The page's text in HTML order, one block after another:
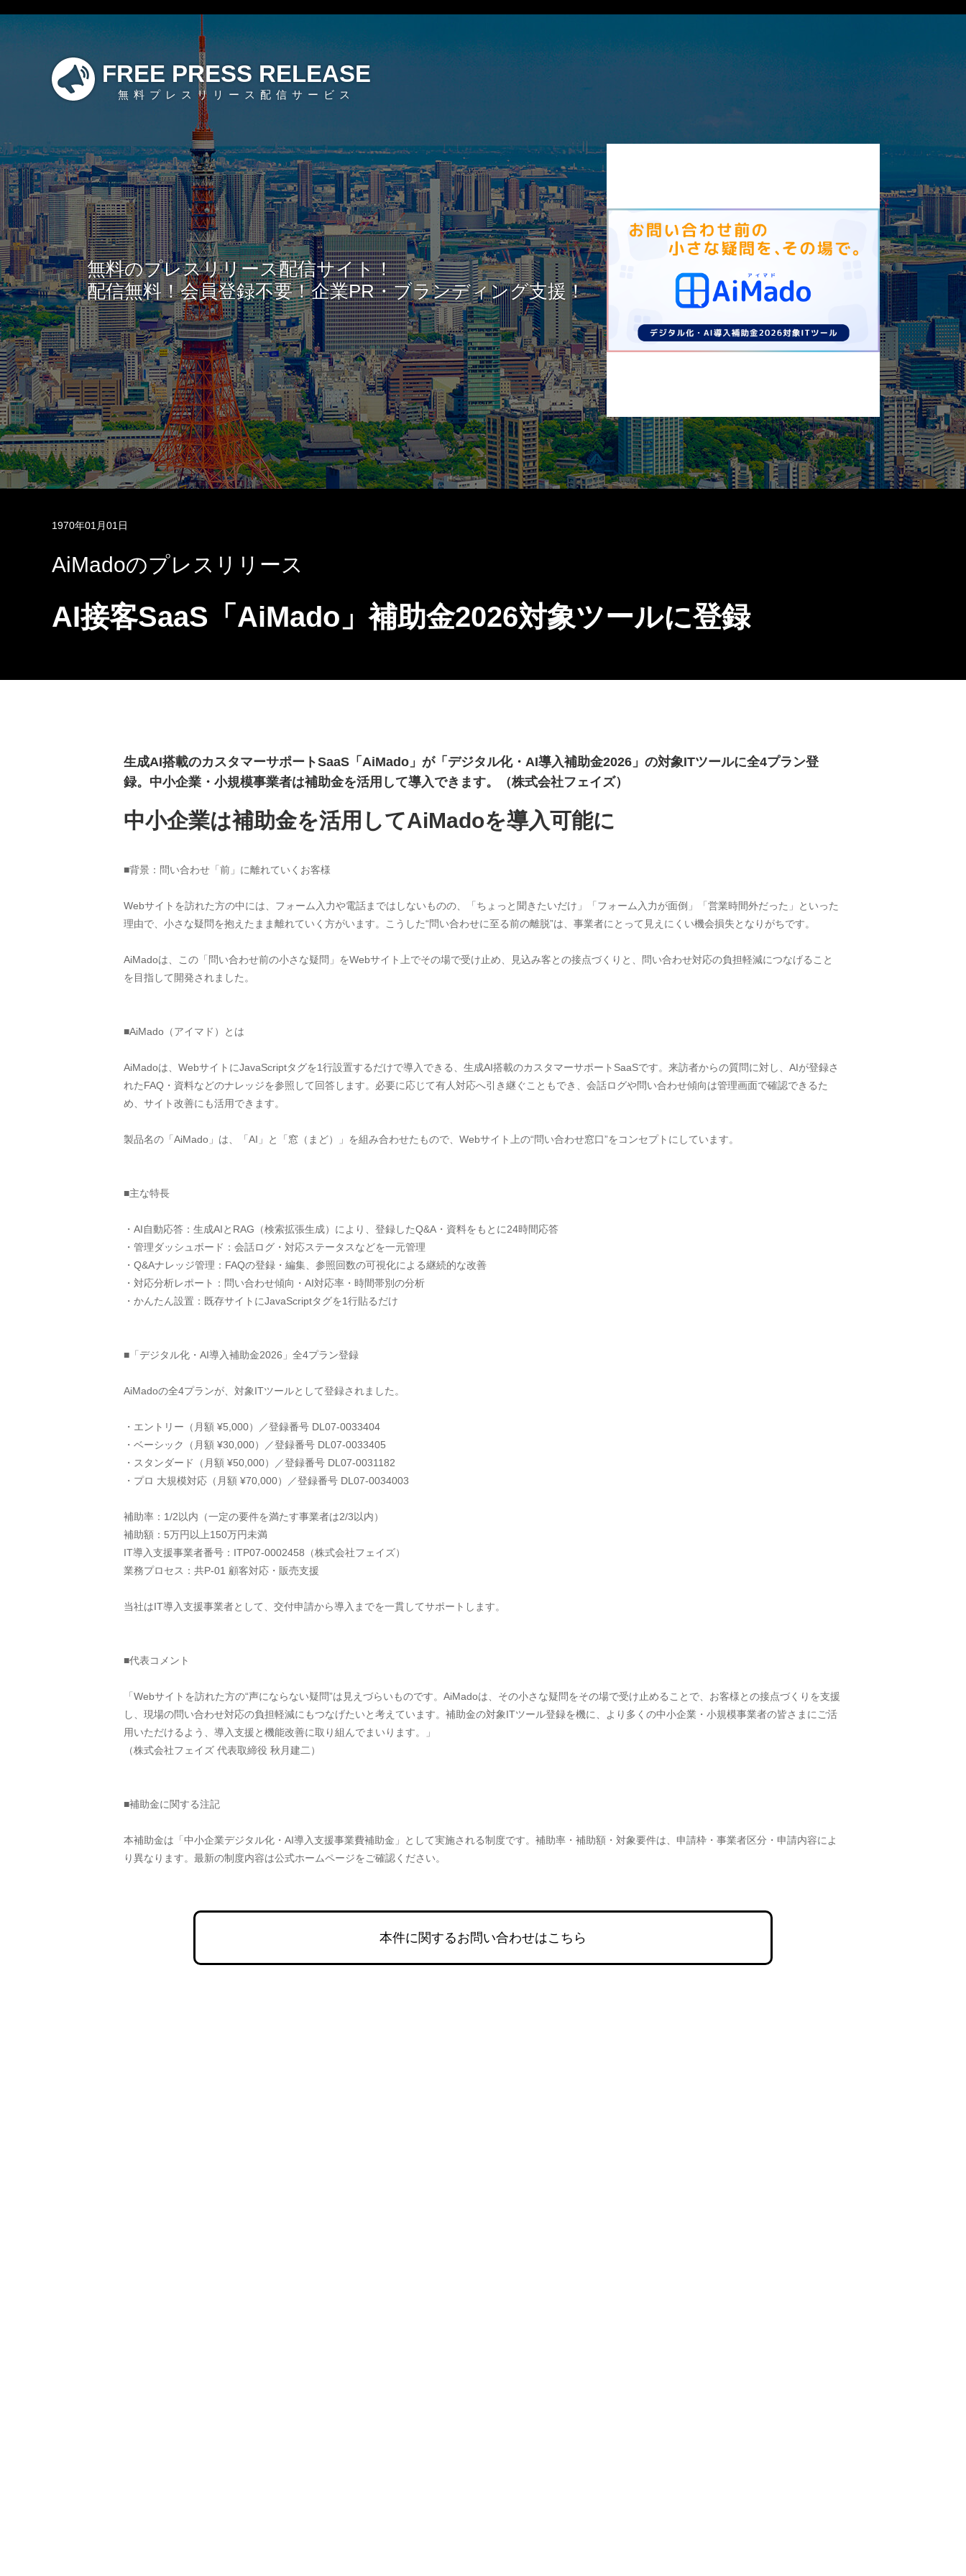
FREE PRESS RELEASE
無料プレスリリース配信サービス
無料のプレスリリース配信サイト！
配信無料！会員登録不要！企業PR・ブランディング支援！
1970年01月01日
AiMadoのプレスリリース
AI接客SaaS「AiMado」補助金2026対象ツールに登録
生成AI搭載のカスタマーサポートSaaS「AiMado」が「デジタル化・AI導入補助金2026」の対象ITツールに全4プラン登
録。中小企業・小規模事業者は補助金を活用して導入できます。（株式会社フェイズ）
中小企業は補助金を活用してAiMadoを導入可能に
■背景：問い合わせ「前」に離れていくお客様
Webサイトを訪れた方の中には、フォーム入力や電話まではしないものの、「ちょっと聞きたいだけ」「フォーム入力が面倒」「営業時間外だった」といった
理由で、小さな疑問を抱えたまま離れていく方がいます。こうした“問い合わせに至る前の離脱”は、事業者にとって見えにくい機会損失となりがちです。
AiMadoは、この「問い合わせ前の小さな疑問」をWebサイト上でその場で受け止め、見込み客との接点づくりと、問い合わせ対応の負担軽減につなげること
を目指して開発されました。
■AiMado（アイマド）とは
AiMadoは、WebサイトにJavaScriptタグを1行設置するだけで導入できる、生成AI搭載のカスタマーサポートSaaSです。来訪者からの質問に対し、AIが登録さ
れたFAQ・資料などのナレッジを参照して回答します。必要に応じて有人対応へ引き継ぐこともでき、会話ログや問い合わせ傾向は管理画面で確認できるた
め、サイト改善にも活用できます。
製品名の「AiMado」は、「AI」と「窓（まど）」を組み合わせたもので、Webサイト上の“問い合わせ窓口”をコンセプトにしています。
■主な特長
・AI自動応答：生成AIとRAG（検索拡張生成）により、登録したQ&A・資料をもとに24時間応答
・管理ダッシュボード：会話ログ・対応ステータスなどを一元管理
・Q&Aナレッジ管理：FAQの登録・編集、参照回数の可視化による継続的な改善
・対応分析レポート：問い合わせ傾向・AI対応率・時間帯別の分析
・かんたん設置：既存サイトにJavaScriptタグを1行貼るだけ
■「デジタル化・AI導入補助金2026」全4プラン登録
AiMadoの全4プランが、対象ITツールとして登録されました。
・エントリー（月額 ¥5,000）／登録番号 DL07-0033404
・ベーシック（月額 ¥30,000）／登録番号 DL07-0033405
・スタンダード（月額 ¥50,000）／登録番号 DL07-0031182
・プロ 大規模対応（月額 ¥70,000）／登録番号 DL07-0034003
補助率：1/2以内（一定の要件を満たす事業者は2/3以内）
補助額：5万円以上150万円未満
IT導入支援事業者番号：ITP07-0002458（株式会社フェイズ）
業務プロセス：共P-01 顧客対応・販売支援
当社はIT導入支援事業者として、交付申請から導入までを一貫してサポートします。
■代表コメント
「Webサイトを訪れた方の“声にならない疑問”は見えづらいものです。AiMadoは、その小さな疑問をその場で受け止めることで、お客様との接点づくりを支援
し、現場の問い合わせ対応の負担軽減にもつなげたいと考えています。補助金の対象ITツール登録を機に、より多くの中小企業・小規模事業者の皆さまにご活
用いただけるよう、導入支援と機能改善に取り組んでまいります。」
（株式会社フェイズ 代表取締役 秋月建二）
■補助金に関する注記
本補助金は「中小企業デジタル化・AI導入支援事業費補助金」として実施される制度です。補助率・補助額・対象要件は、申請枠・事業者区分・申請内容によ
り異なります。最新の制度内容は公式ホームページをご確認ください。
本件に関するお問い合わせはこちら